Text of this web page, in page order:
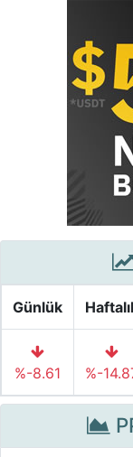
Günlük
%-8.61 %-